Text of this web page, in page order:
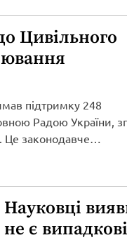
Цивільного
підтримку 248
Радою України,
законодавче
Науковці
не є